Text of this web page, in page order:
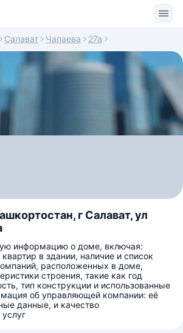
Салават Чапаева 27а
г Салават, ул
информацию о доме, включая:
в здании, наличие и список
расположенных в доме,
строения, такие как год
тип конструкции и использованные
об управляющей компании: её
данные, и качество